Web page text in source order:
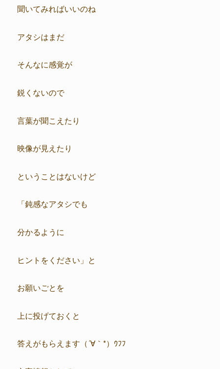
聞いてみればいいのね
アタシはまだ
そんなに感覚が
鋭くないので
言葉が聞こえたり
映像が見えたり
ということはないけど
「鈍感なアタシでも
分かるように
ヒントをください」と
お願いごとを
上に投げておくと
答えがもらえます（´∀｀*）ｳﾌﾌ